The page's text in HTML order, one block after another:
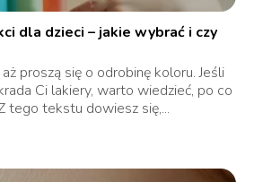
dla dzieci – jakie wybrać i czy
proszą się o odrobinę koloru. Jeśli
Ci lakiery, warto wiedzieć, po co
tego tekstu dowiesz się,...